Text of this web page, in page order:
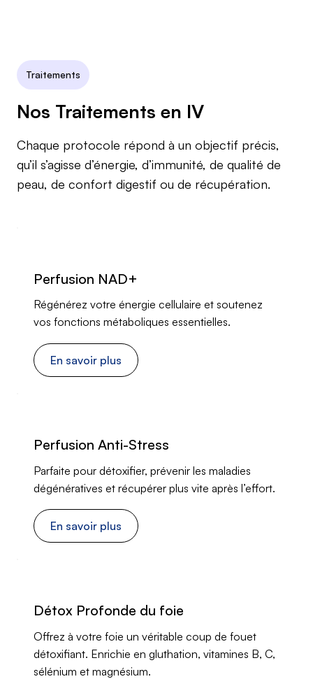
Traitements
Nos Traitements en IV
Chaque protocole répond à un objectif précis,
qu’il s’agisse d’énergie, d’immunité, de qualité de
peau, de confort digestif ou de récupération.
Perfusion NAD+
Régénérez votre énergie cellulaire et soutenez
vos fonctions métaboliques essentielles.
En savoir plus
Perfusion Anti-Stress
Parfaite pour détoxifier, prévenir les maladies
dégénératives et récupérer plus vite après l’effort.
En savoir plus
Détox Profonde du foie
Offrez à votre foie un véritable coup de fouet
détoxifiant. Enrichie en gluthation, vitamines B, C,
sélénium et magnésium.